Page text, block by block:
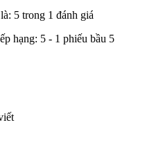
5 trong 1 đánh giá
hạng: 5 - 1 phiếu bầu 5